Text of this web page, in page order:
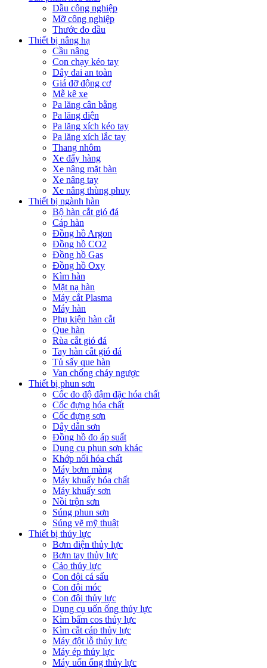
Dầu công nghiệp
Mỡ công nghiệp
Thước đo dầu
Thiết bị nâng hạ
Cầu nâng
Con chạy kéo tay
Dây đai an toàn
Giá đỡ động cơ
Mễ kê xe
Pa lăng cân bằng
Pa lăng điện
Pa lăng xích kéo tay
Pa lăng xích lắc tay
Thang nhôm
Xe đẩy hàng
Xe nâng mặt bàn
Xe nâng tay
Xe nâng thùng phuy
Thiết bị ngành hàn
Bộ hàn cắt gió đá
Cáp hàn
Đồng hồ Argon
Đồng hồ CO2
Đồng hồ Gas
Đồng hồ Oxy
Kìm hàn
Mặt nạ hàn
Máy cắt Plasma
Máy hàn
Phụ kiện hàn cắt
Que hàn
Rùa cắt gió đá
Tay hàn cắt gió đá
Tủ sấy que hàn
Van chống cháy ngược
Thiết bị phun sơn
Cốc đo độ đậm đặc hóa chất
Cốc đựng hóa chất
Cốc đựng sơn
Dây dẫn sơn
Đồng hồ đo áp suất
Dụng cụ phun sơn khác
Khớp nối hóa chất
Máy bơm màng
Máy khuấy hóa chất
Máy khuấy sơn
Nồi trộn sơn
Súng phun sơn
Súng vẽ mỹ thuật
Thiết bị thủy lực
Bơm điện thủy lực
Bơm tay thủy lực
Cảo thủy lực
Con đội cá sấu
Con đội móc
Con đội thủy lực
Dụng cụ uốn ống thủy lực
Kìm bấm cos thủy lực
Kìm cắt cáp thủy lực
Máy đột lỗ thủy lực
Máy ép thủy lực
Máy uốn ống thủy lực